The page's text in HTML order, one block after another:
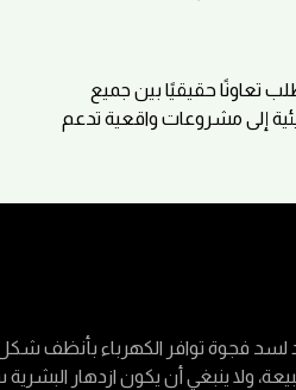
تعاونًا حقيقيًا بين جميع
إلى مشروعات واقعية تدعم
فجوة توافر الكهرباء بأنظف
ولا ينبغي أن يكون ازدهار البشرية